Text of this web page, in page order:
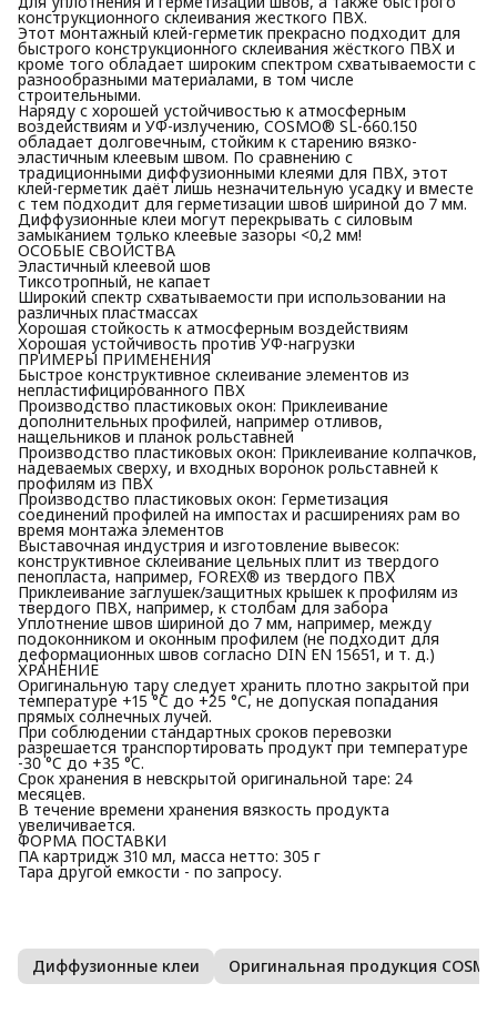
конструкционного склеивания жесткого ПВХ.
Этот монтажный клей-герметик прекрасно подходит для
быстрого конструкционного склеивания жёсткого ПВХ и
кроме того обладает широким спектром схватываемости с
разнообразными материалами, в том числе
строительными.
Наряду с хорошей устойчивостью к атмосферным
воздействиям и УФ-излучению, COSMO® SL-660.150
обладает долговечным, стойким к старению вязко-
эластичным клеевым швом. По сравнению с
традиционными диффузионными клеями для ПВХ, этот
клей-герметик даёт лишь незначительную усадку и вместе
с тем подходит для герметизации швов шириной до 7 мм.
Диффузионные клеи могут перекрывать с силовым
замыканием только клеевые зазоры <0,2 мм!
ОСОБЫЕ СВОЙСТВА
Эластичный клеевой шов
Тиксотропный, не капает
Широкий спектр схватываемости при использовании на
различных пластмассах
Хорошая стойкость к атмосферным воздействиям
Хорошая устойчивость против УФ-нагрузки
ПРИМЕРЫ ПРИМЕНЕНИЯ
Быстрое конструктивное склеивание элементов из
непластифицированного ПВХ
Производство пластиковых окон: Приклеивание
дополнительных профилей, например отливов,
нащельников и планок рольставней
Производство пластиковых окон: Приклеивание колпачков,
надеваемых сверху, и входных воронок рольставней к
профилям из ПВХ
Производство пластиковых окон: Герметизация
соединений профилей на импостах и расширениях рам во
время монтажа элементов
Выставочная индустрия и изготовление вывесок:
конструктивное склеивание цельных плит из твердого
пенопласта, например, FOREX® из твердого ПВХ
Приклеивание заглушек/защитных крышек к профилям из
твердого ПВХ, например, к столбам для забора
Уплотнение швов шириной до 7 мм, например, между
подоконником и оконным профилем (не подходит для
деформационных швов согласно DIN EN 15651, и т. д.)
ХРАНЕНИЕ
Оригинальную тару следует хранить плотно закрытой при
температуре +15 °C до +25 °C, не допуская попадания
прямых солнечных лучей.
При соблюдении стандартных сроков перевозки
разрешается транспортировать продукт при температуре
-30 °C до +35 °C.
Срок хранения в невскрытой оригинальной таре: 24
месяцев.
В течение времени хранения вязкость продукта
увеличивается.
ФОРМА ПОСТАВКИ
ПА картридж 310 мл, масса нетто: 305 г
Тара другой емкости - по запросу.
Диффузионные клеи